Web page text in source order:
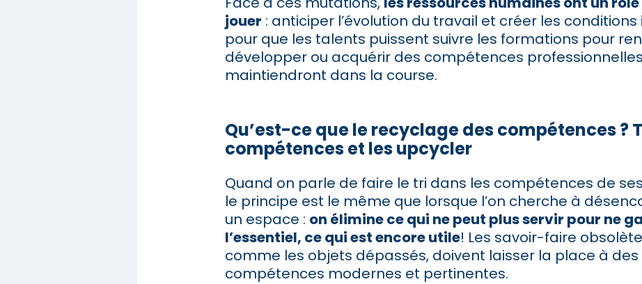
jouer : anticiper l’évolution du travail et créer les
pour que les talents puissent suivre les formations pour
développer ou acquérir des compétences
maintiendront dans la course.
Qu’est-ce que le recyclage des compétences ?
compétences et les upcycler
Quand on parle de faire le tri dans les compétences de
le principe est le même que lorsque l’on cherche à
un espace : on élimine ce qui ne peut plus servir pour ne
l’essentiel, ce qui est encore utile! Les savoir-faire
comme les objets dépassés, doivent laisser la place à des
compétences modernes et pertinentes.